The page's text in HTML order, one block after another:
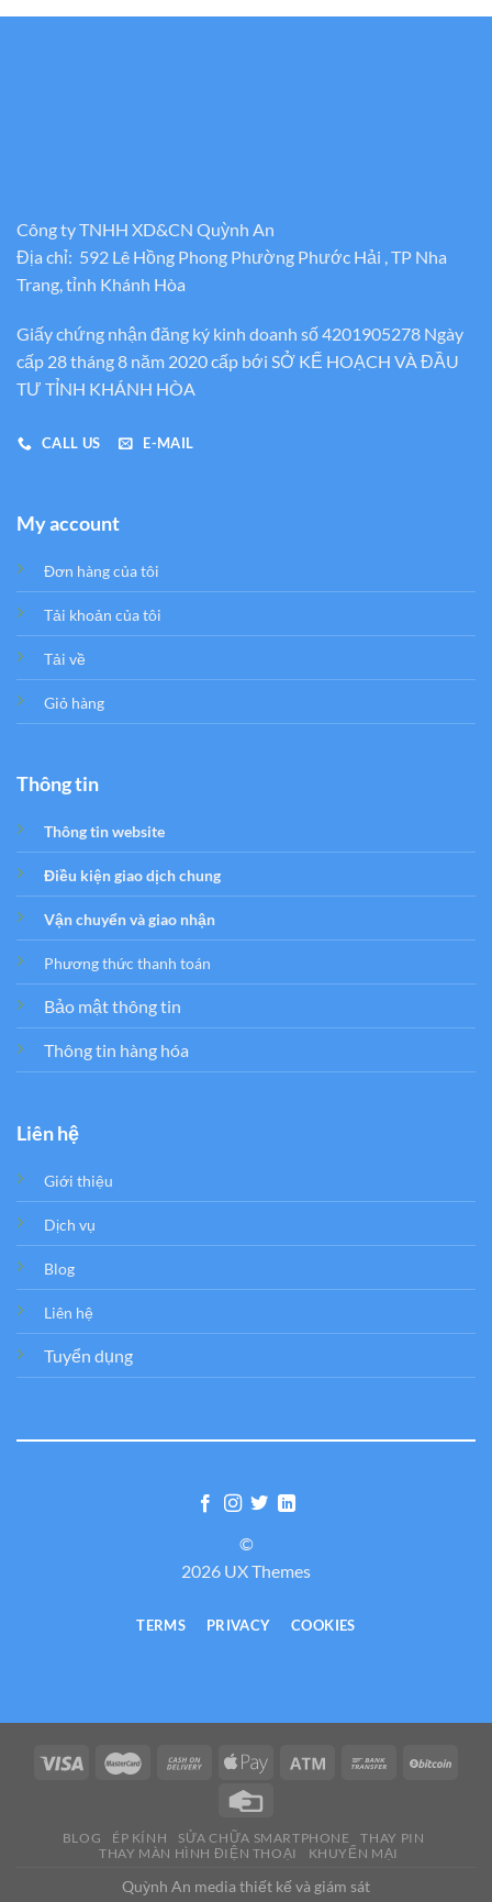
Công ty TNHH XD&CN Quỳnh An
Địa chỉ: 592 Lê Hồng Phong Phường Phước Hải , TP Nha
Trang, tỉnh Khánh Hòa
Giấy chứng nhận đăng ký kinh doanh số 4201905278 Ngày
cấp 28 tháng 8 năm 2020 cấp bới SỞ KẾ HOẠCH VÀ ĐẦU
TƯ TỈNH KHÁNH HÒA
CALL US E-MAIL
My account
Đơn hàng của tôi
Tải khoản của tôi
Tải về
Giỏ hàng
Thông tin
Thông tin website
Điều kiện giao dịch chung
Vận chuyển và giao nhận
Phương thức thanh toán
Bảo mật thông tin
Thông tin hàng hóa
Liên hệ
Giới thiệu
Dịch vụ
Blog
Liên hệ
Tuyển dụng
©
2026 UX Themes
TERMS PRIVACY COOKIES
BLOG ÉP KÍNH SỬA CHỮA SMARTPHONE
THAY PIN
THAY MÀN HÌNH ĐIỆN THOẠI
KHUYẾN MẠI
Quỳnh An media thiết kế và giám sát